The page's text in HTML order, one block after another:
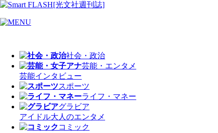
社会・政治
芸能・エンタメ
芸能インタビュー
スポーツ
ライフ・マネー
グラビア
アイドル大人のエンタメ
コミック